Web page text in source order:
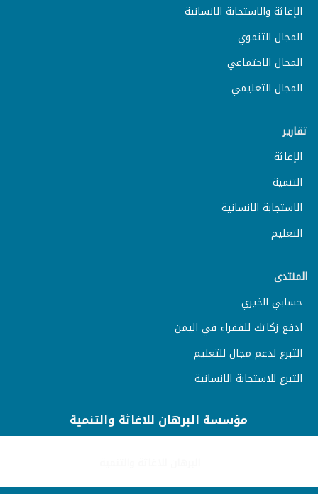
الإغاثة والاستجابة الانسانية
المجال التنموي
المجال الاجتماعي
المجال التعليمي
تقارير
الإغاثة
التنمية
الاستجابة الانسانية
التعليم
المنتدى
حسابي الخيري
ادفع زكاتك للفقراء في اليمن
التبرع لدعم مجال للتعليم
التبرع للاستجابة الانسانية
مؤسسة البرهان للاغاثة والتنمية